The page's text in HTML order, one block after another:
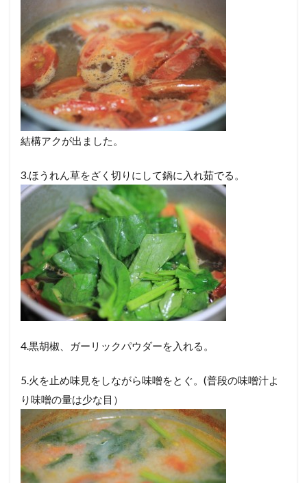
結構アクが出ました。
3.ほうれん草をざく切りにして鍋に入れ茹でる。
4.黒胡椒、ガーリックパウダーを入れる。
5.火を止め味見をしながら味噌をとぐ。(普段の味噌汁よ
り味噌の量は少な目）